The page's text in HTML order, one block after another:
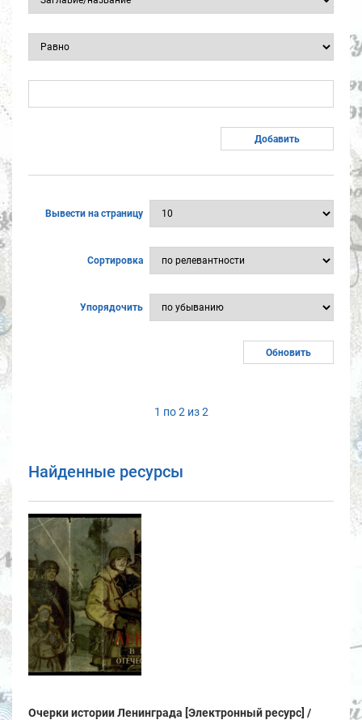
Вывести на страницу
Сортировка
Упорядочить
1 по 2 из 2
Найденные ресурсы
Очерки истории Ленинграда [Электронный ресурс] /